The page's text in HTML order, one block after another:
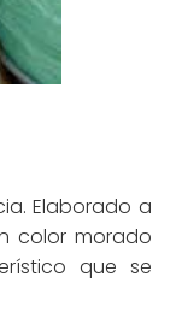
Elaborado a
color morado
que se